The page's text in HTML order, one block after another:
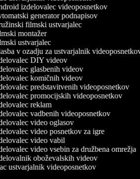
izdelovalec videoposnetkov
generator podnapisov
filmski ustvarjalec
montažer
ustvarjalec
v ozadju za ustvarjalnik videoposnetkov
DIY videov
glasbenih videov
komičnih videov
predstavitvenih videoposnetkov
promocijskih videoposnetkov
reklam
vadbenih videoposnetkov
video oglasov
video posnetkov za igre
video vabil
video vsebin za družbena omrežja
oboževalskih videov
ustvarjalnik videoposnetkov